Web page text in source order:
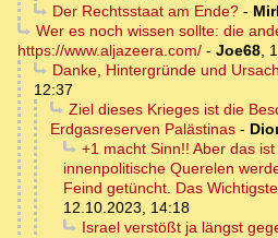
Der Rechtsstaat am Ende?-
Wer es noch wissen sollte: die
https://www.aljazeera.com/ - Joe68,
Danke, Hintergründe und
12:37
Ziel dieses Krieges ist die
Erdgasreserven Palästinas -
+1 macht Sinn!! Aber das
innenpolitische Querelen
Feind getüncht. Das
12.10.2023, 14:18
Israel verstößt ja längst